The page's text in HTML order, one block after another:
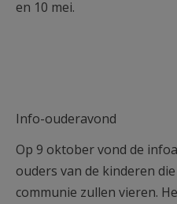
en 10 mei.
Info-ouderavond
Op 9 oktober vond de
ouders van de kinderen
communie zullen vieren.